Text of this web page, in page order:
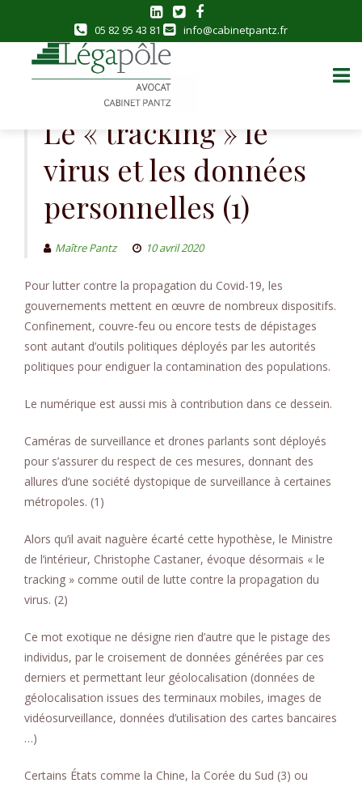
05 82 95 43 81 info@cabinetpantz.fr
Le « tracking » le
virus et les données
personnelles (1)
Maître Pantz 10 avril 2020
Pour lutter contre la propagation du Covid-19, les
gouvernements mettent en œuvre de nombreux dispositifs.
Confinement, couvre-feu ou encore tests de dépistages
sont autant d’outils politiques déployés par les autorités
politiques pour endiguer la contamination des populations.
Le numérique est aussi mis à contribution dans ce dessein.
Caméras de surveillance et drones parlants sont déployés
pour s’assurer du respect de ces mesures, donnant des
allures d’une société dystopique de surveillance à certaines
métropoles. (1)
Alors qu’il avait naguère écarté cette hypothèse, le Ministre
de l’intérieur, Christophe Castaner, évoque désormais « le
tracking » comme outil de lutte contre la propagation du
virus. (2)
Ce mot exotique ne désigne rien d’autre que le pistage des
individus, par le croisement de données générées par ces
derniers et permettant leur géolocalisation (données de
géolocalisation issues des terminaux mobiles, images de
vidéosurveillance, données d’utilisation des cartes bancaires
…)
Certains États comme la Chine, la Corée du Sud (3) ou